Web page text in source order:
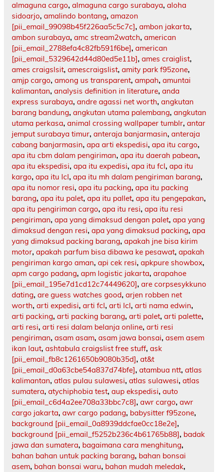
almaguna cargo, almaguna cargo surabaya, aloha
sidoarjo, amalindo bontang, amazon
[pii_email_99098b45f226aa5c5c7c], ambon jakarta,
ambon surabaya, amc stream2watch, american
[pii_email_2788efa4c82fb591f6be], american
[pii_email_5329642d44d80ed5e11b], ames craiglist,
ames craigslsit, amescraigslist, amity park f95zone,
amjp cargo, among us transparent, ampah, amuntai
kalimantan, analysis definition in literature, anda
express surabaya, andre agassi net worth, angkutan
barang bandung, angkutan utama palembang, angkutan
utama perkasa, animal crossing wallpaper tumblr, antar
jemput surabaya timur, anteraja banjarmasin, anteraja
cabang banjarmasin, apa arti ekspedisi, apa itu cargo,
apa itu cbm dalam pengiriman, apa itu daerah pabean,
apa itu ekspedisi, apa itu expedisi, apa itu fcl, apa itu
kargo, apa itu lcl, apa itu mh dalam pengiriman barang,
apa itu nomor resi, apa itu packing, apa itu packing
barang, apa itu palet, apa itu pallet, apa itu pengepakan,
apa itu pengiriman cargo, apa itu resi, apa itu resi
pengiriman, apa yang dimaksud dengan palet, apa yang
dimaksud dengan resi, apa yang dimaksud packing, apa
yang dimaksud packing barang, apakah jne bisa kirim
motor, apakah parfum bisa dibawa ke pesawat, apakah
pengiriman kargo aman, api cek resi, apkpure showbox,
apm cargo padang, apm logistic jakarta, arapahoe
[pii_email_195e7d1cd12c74449620], are corpsesykkuno
dating, are guess watches good, arjen robben net
worth, arti expedisi, arti fcl, arti lcl, arti nama edwin,
arti packing, arti packing barang, arti palet, arti palette,
arti resi, arti resi dalam belanja online, arti resi
pengiriman, asam asam, asam jawa bonsai, asem asem
ikan laut, ashtabula craigslist free stuff, ask
[pii_email_fb8c1261650b9080b35d], at&t
[pii_email_d0a63cbe54a837d74bfe], atambua ntt, atlas
kalimantan, atlas pulau sulawesi, atlas sulawesi, atlas
sumatera, atychiphobia test, aup ekspedisi, auto
[pii_email_c6d4a2ee708a33bbc7c8], awr cargo, awr
cargo jakarta, awr cargo padang, babysitter f95zone,
background [pii_email_0a8939ddcfae0cc18e2e],
background [pii_email_f5252b236c4b61765b88], badak
jawa dan sumatera, bagaimana cara menghitung,
bahan bahan untuk packing barang, bahan bonsai
asem, bahan bonsai waru, bahan mudah meledak,